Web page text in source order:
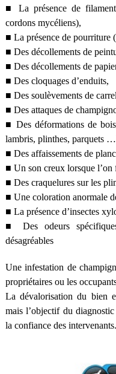
■ La présence de
cordons mycéliens),
■ La présence de pourriture
■ Des décollements de
■ Des décollements de
■ Des cloquages d’enduits,
■ Des soulèvements de
■ Des attaques de
■ Des déformations de
lambris, plinthes, parquets
■ Des affaissements de
■ Un son creux lorsque l’on
■ Des craquelures sur les
■ Une coloration anormale
■ La présence d’insectes
■ Des odeurs
désagréables
Une infestation de
propriétaires ou les
La dévalorisation du bien
mais l’objectif du
la confiance des intervenants.